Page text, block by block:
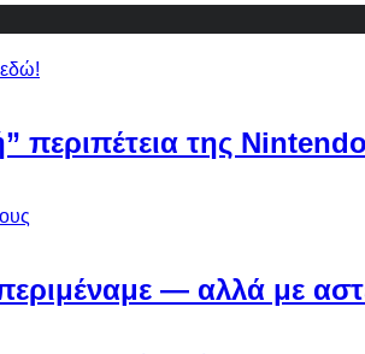
της Nintendo
— αλλά με